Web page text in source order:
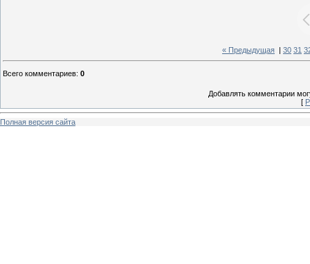
« Предыдущая 30 31
Всего комментариев: 0
Добавлять комментарии
[
Полная версия сайта